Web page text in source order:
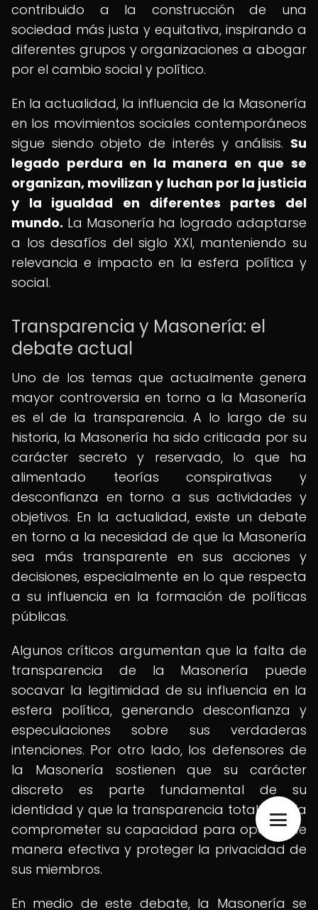
contribuido a la construcción de una
sociedad más justa y equitativa, inspirando a
diferentes grupos y organizaciones a abogar
por el cambio social y político.
En la actualidad, la influencia de la Masonería
en los movimientos sociales contemporáneos
sigue siendo objeto de interés y análisis. Su
legado perdura en la manera en que se
organizan, movilizan y luchan por la justicia
y la igualdad en diferentes partes del
mundo. La Masonería ha logrado adaptarse
a los desafíos del siglo XXI, manteniendo su
relevancia e impacto en la esfera política y
social.
Transparencia y Masonería: el
debate actual
Uno de los temas que actualmente genera
mayor controversia en torno a la Masonería
es el de la transparencia. A lo largo de su
historia, la Masonería ha sido criticada por su
carácter secreto y reservado, lo que ha
alimentado teorías conspirativas y
desconfianza en torno a sus actividades y
objetivos. En la actualidad, existe un debate
en torno a la necesidad de que la Masonería
sea más transparente en sus acciones y
decisiones, especialmente en lo que respecta
a su influencia en la formación de políticas
públicas.
Algunos críticos argumentan que la falta de
transparencia de la Masonería puede
socavar la legitimidad de su influencia en la
esfera política, generando desconfianza y
especulaciones sobre sus verdaderas
intenciones. Por otro lado, los defensores de
la Masonería sostienen que su carácter
discreto es parte fundamental de su
identidad y que la transparencia total podría
comprometer su capacidad para operar de
manera efectiva y proteger la privacidad de
sus miembros.
En medio de este debate, la Masonería se